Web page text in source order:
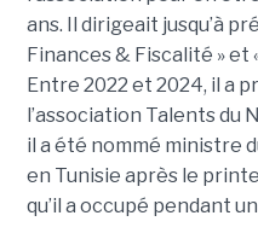
ans. Il dirigeait jusqu’à
Finances & Fiscalité » et
Entre 2022 et 2024, il a
l’association Talents du
il a été nommé ministre
en Tunisie après le
qu’il a occupé pendant